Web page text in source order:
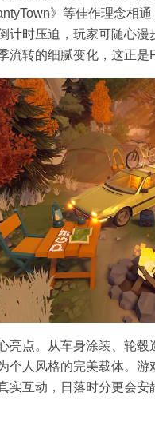
》等佳作理念相
计时压迫，玩家可随心
流转的细腻变化，这正是
亮点。从车身涂装、轮
个人风格的完美载体。
实互动，日落时分更会